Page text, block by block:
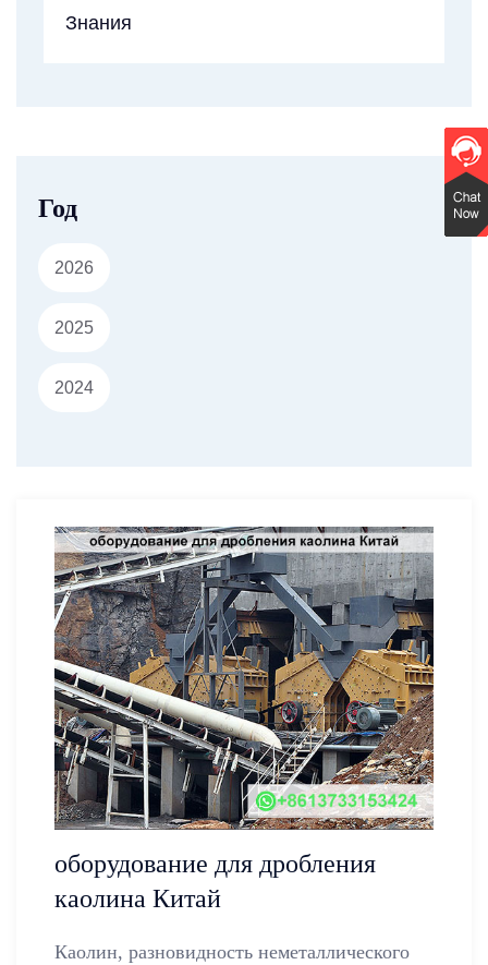
Знания
Год
2026
2025
2024
оборудование для дробления
каолина Китай
Каолин, разновидность неметаллического